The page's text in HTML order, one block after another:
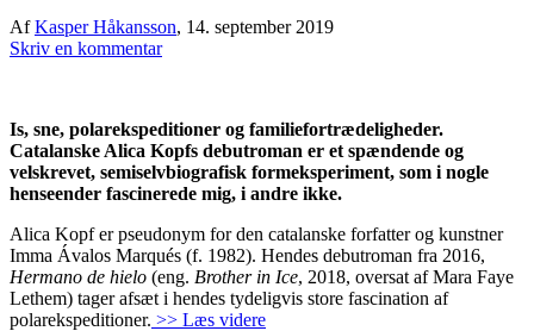
AfKasper Håkansson, 14. september 2019
Skriv en kommentar
Is, sne, polarekspeditioner og familiefortrædeligheder.
Catalanske Alica Kopfs debutroman er et spændende og
velskrevet, semiselvbiografisk formeksperiment, som i nogle
henseender fascinerede mig, i andre ikke.
Alica Kopf er pseudonym for den catalanske forfatter og kunstner
Imma Ávalos Marqués (f. 1982). Hendes debutroman fra 2016,
Hermano de hielo (eng. Brother in Ice, 2018, oversat af Mara Faye
Lethem) tager afsæt i hendes tydeligvis store fascination af
polarekspeditioner. >> Læs videre